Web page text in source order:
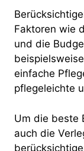
Faktoren wie
und die
einfache
pflegeleichte
Um die beste
auch die